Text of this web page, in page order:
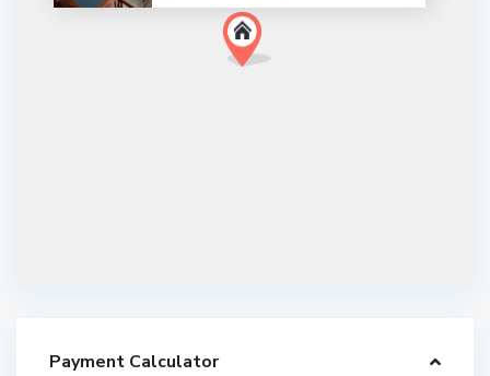
Payment Calculator